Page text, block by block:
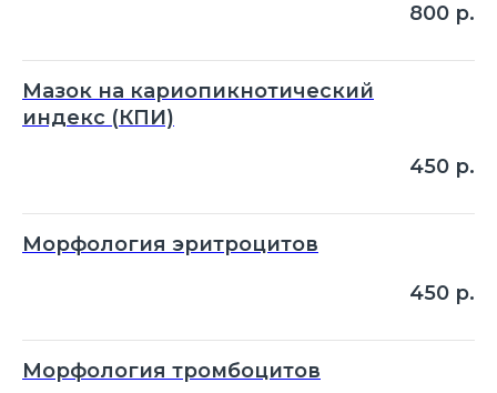
800 р.
Мазок на кариопикнотический
индекс (КПИ)
450 р.
Морфология эритроцитов
450 р.
Морфология тромбоцитов